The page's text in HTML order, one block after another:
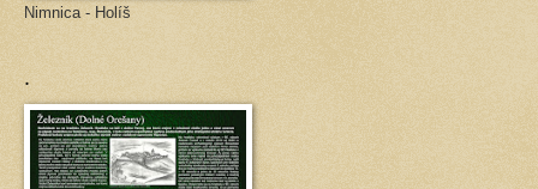
Nimnica - Holíš
.